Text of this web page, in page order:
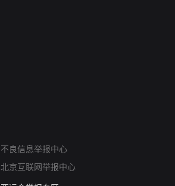
不良信息举报中心
北京互联网举报中心
算法推荐专项举报